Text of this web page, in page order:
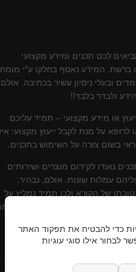
לכם תכנים ומידע מקצועי
ברשת. המידע נאסף בחלקו ע"י
ובעלי ניסיון עשיר בכתיבה. אולם
ולבדר בלבד!!
או מידע מקצועי – תמיד עליכם
לרופא על מנת לקבל ייעוץ מקצועי
בשום צורה על השימוש בתכנים.
נועדו לקידום מוצרים ושירותים
עמלות שונות. אולם, נבהיר,
של הקורא ולכן תמיד נמליץ על
עומדים בסטנרט איכותי
כדי להבטיח את תפקוד האתר
אילו סוגי עוגיות